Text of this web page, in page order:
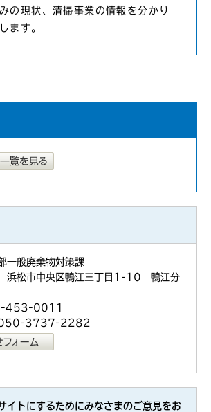
の現状、清掃事業の情報を分かり
ます。
一般廃棄物対策課
松市中央区鴨江三丁目1-10 鴨江分
453-0011
050-3737-2282
イトにするためにみなさまのご意見をお